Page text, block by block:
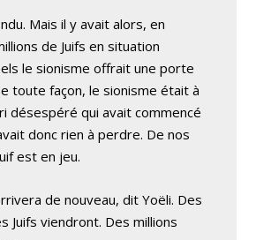
Mais il y avait alors, en
de Juifs en situation
le sionisme offrait une porte
toute façon, le sionisme était à
désespéré qui avait commencé
donc rien à perdre. De nos
est en jeu.
de nouveau, dit Yoëli. Des
Juifs viendront. Des millions